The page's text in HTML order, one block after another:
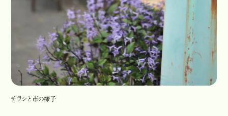
チラシと市の様子